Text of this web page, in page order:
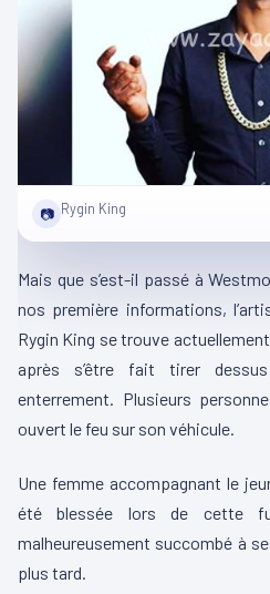
📷 Rygin King
Mais que s’est-il passé à
nos première informations,
Rygin King se trouve
après s’être fait tirer
enterrement. Plusieurs
ouvert le feu sur son véhicule.
Une femme accompagnant le
été blessée lors de cette
malheureusement succombé à
plus tard.